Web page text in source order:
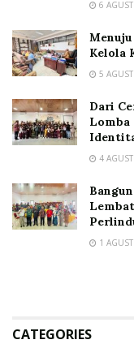
6
Kelola
5
Dari
Lomba
4
1
CATEGORIES